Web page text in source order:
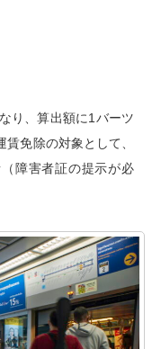
り、算出額に1バーツ
免除の対象として、
障害者証の提示が必